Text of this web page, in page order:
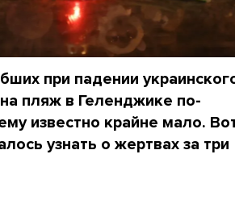
при падении
пляж в Геленджике по-
известно крайне мало.
узнать о жертвах за три